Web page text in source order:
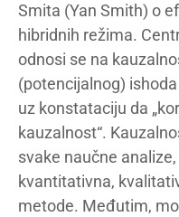
Smita (Yan Smith) o
hibridnih režima.
odnosi se na
(potencijalnog)
uz konstataciju da
kauzalnost“.
svake naučne
kvantitativna,
metode. Međutim,